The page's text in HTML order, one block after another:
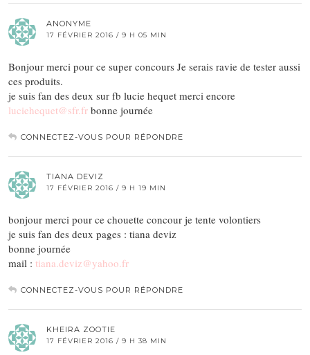
ANONYME
17 FÉVRIER 2016 / 9 H 05 MIN
Bonjour merci pour ce super concours Je serais ravie de tester aussi
ces produits.
je suis fan des deux sur fb lucie hequet merci encore
luciehequet@sfr.fr bonne journée
CONNECTEZ-VOUS POUR RÉPONDRE
TIANA DEVIZ
17 FÉVRIER 2016 / 9 H 19 MIN
bonjour merci pour ce chouette concour je tente volontiers
je suis fan des deux pages : tiana deviz
bonne journée
mail : tiana.deviz@yahoo.fr
CONNECTEZ-VOUS POUR RÉPONDRE
KHEIRA ZOOTIE
17 FÉVRIER 2016 / 9 H 38 MIN